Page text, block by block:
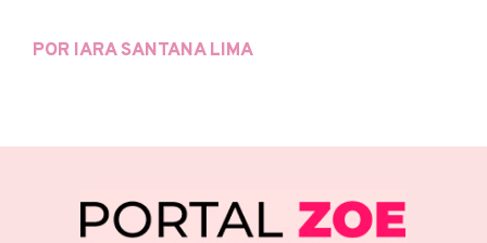
POR IARA SANTANA LIMA